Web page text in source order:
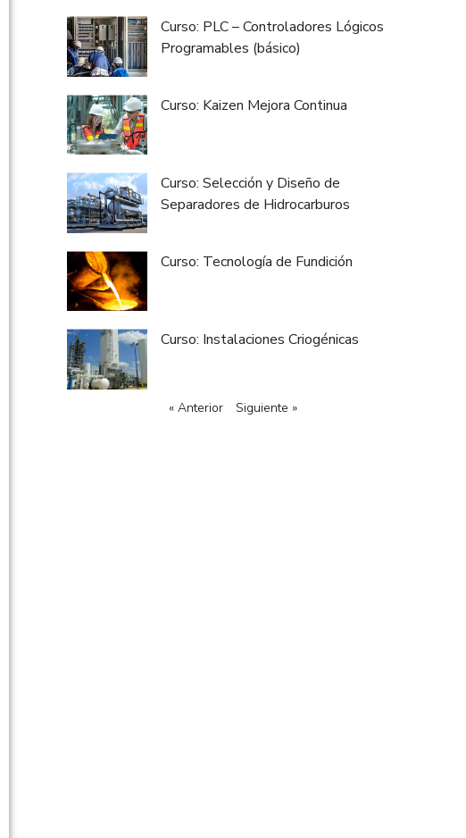
Curso: PLC – Controladores Lógicos
Programables (básico)
Curso: Kaizen Mejora Continua
Curso: Selección y Diseño de
Separadores de Hidrocarburos
Curso: Tecnología de Fundición
Curso: Instalaciones Criogénicas
« Anterior Siguiente »